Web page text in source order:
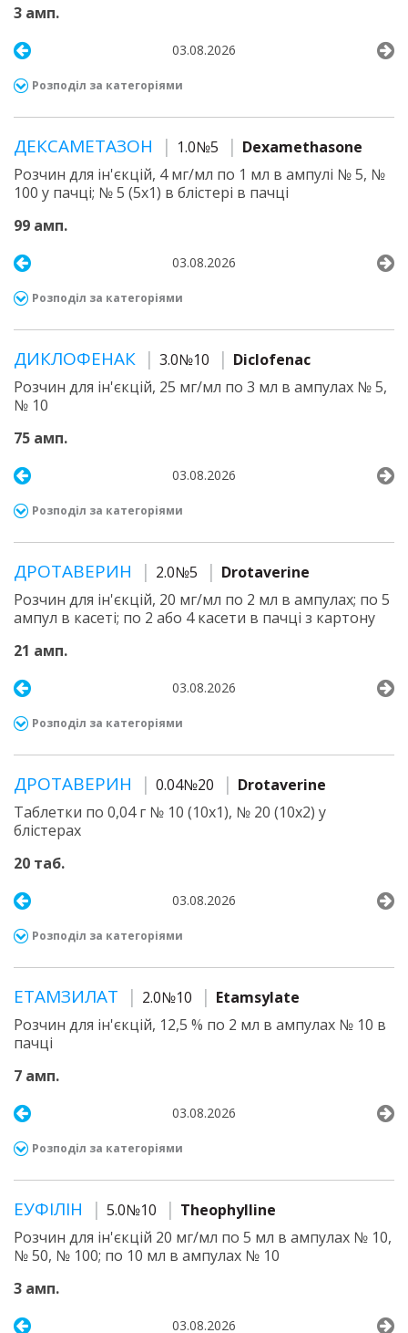
3 амп.
03.08.2026
Розподіл за категоріями
ДЕКСАМЕТАЗОН 1.0№5
Dexamethasone
Розчин для ін'єкцій, 4 мг/мл по 1 мл в ампулі № 5, №
100 у пачці; № 5 (5х1) в блістері в пачці
99 амп.
03.08.2026
Розподіл за категоріями
ДИКЛОФЕНАК 3.0№10
Diclofenac
Розчин для ін'єкцій, 25 мг/мл по 3 мл в ампулах № 5,
№ 10
75 амп.
03.08.2026
Розподіл за категоріями
ДРОТАВЕРИН 2.0№5
Drotaverine
Розчин для ін'єкцій, 20 мг/мл по 2 мл в ампулах; по 5
ампул в касеті; по 2 або 4 касети в пачці з картону
21 амп.
03.08.2026
Розподіл за категоріями
ДРОТАВЕРИН 0.04№20
Drotaverine
Таблетки по 0,04 г № 10 (10х1), № 20 (10х2) у
блістерах
20 таб.
03.08.2026
Розподіл за категоріями
ЕТАМЗИЛАТ 2.0№10
Etamsylate
Розчин для ін'єкцій, 12,5 % по 2 мл в ампулах № 10 в
пачці
7 амп.
03.08.2026
Розподіл за категоріями
ЕУФІЛІН 5.0№10
Theophylline
Розчин для ін'єкцій 20 мг/мл по 5 мл в ампулах № 10,
№ 50, № 100; по 10 мл в ампулах № 10
3 амп.
03.08.2026